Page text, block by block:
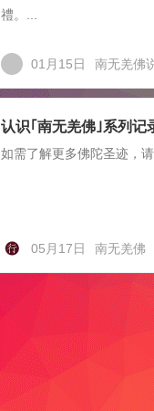
禮。...
01月15日 南无羌佛
认识｢南无羌佛｣系列记
如需了解更多佛陀圣迹，
05月17日 南无羌佛